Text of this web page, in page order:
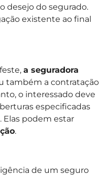
desejo do segurado.
existente ao final
a seguradora
também a contratação
o interessado deve
especificadas
Elas podem estar
.
de um seguro